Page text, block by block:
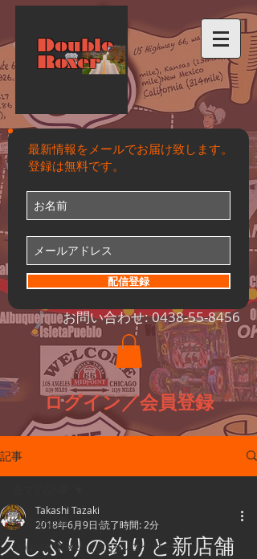
Double
Roxer
お問い合わせ:0438-55-8456
最新情報をメールでお届け致します。
登録は無料です。
配信登録
ログイン／会員登録
記事
全ての記事
Double Roxer（ダブルロクサー）
久しぶりの釣りと新店舗
Takashi Tazaki
2018年6月9日 読了時間: 2分